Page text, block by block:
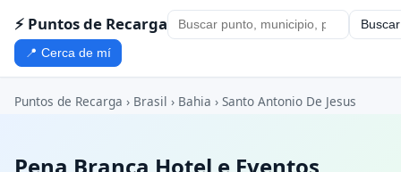
⚡ Puntos de Recarga Buscar
📍 Cerca de mí
Puntos de Recarga › Brasil › Bahia › Santo Antonio De Jesus